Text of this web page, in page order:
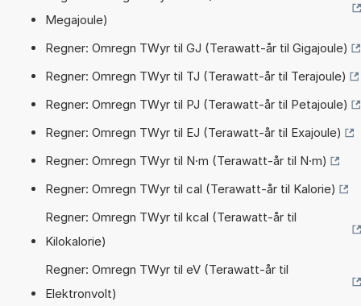
Megajoule)
Regner: Omregn TWyr til GJ (Terawatt-år til Gigajoule)
Regner: Omregn TWyr til TJ (Terawatt-år til Terajoule)
Regner: Omregn TWyr til PJ (Terawatt-år til Petajoule)
Regner: Omregn TWyr til EJ (Terawatt-år til Exajoule)
Regner: Omregn TWyr til N·m (Terawatt-år til N·m)
Regner: Omregn TWyr til cal (Terawatt-år til Kalorie)
Regner: Omregn TWyr til kcal (Terawatt-år til
Kilokalorie)
Regner: Omregn TWyr til eV (Terawatt-år til
Elektronvolt)